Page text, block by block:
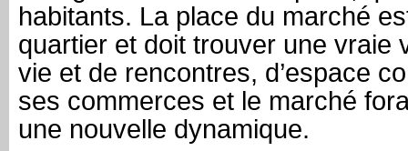
habitants. La place du marché
quartier et doit trouver une vraie
vie et de rencontres, d’espace
ses commerces et le marché
une nouvelle dynamique.